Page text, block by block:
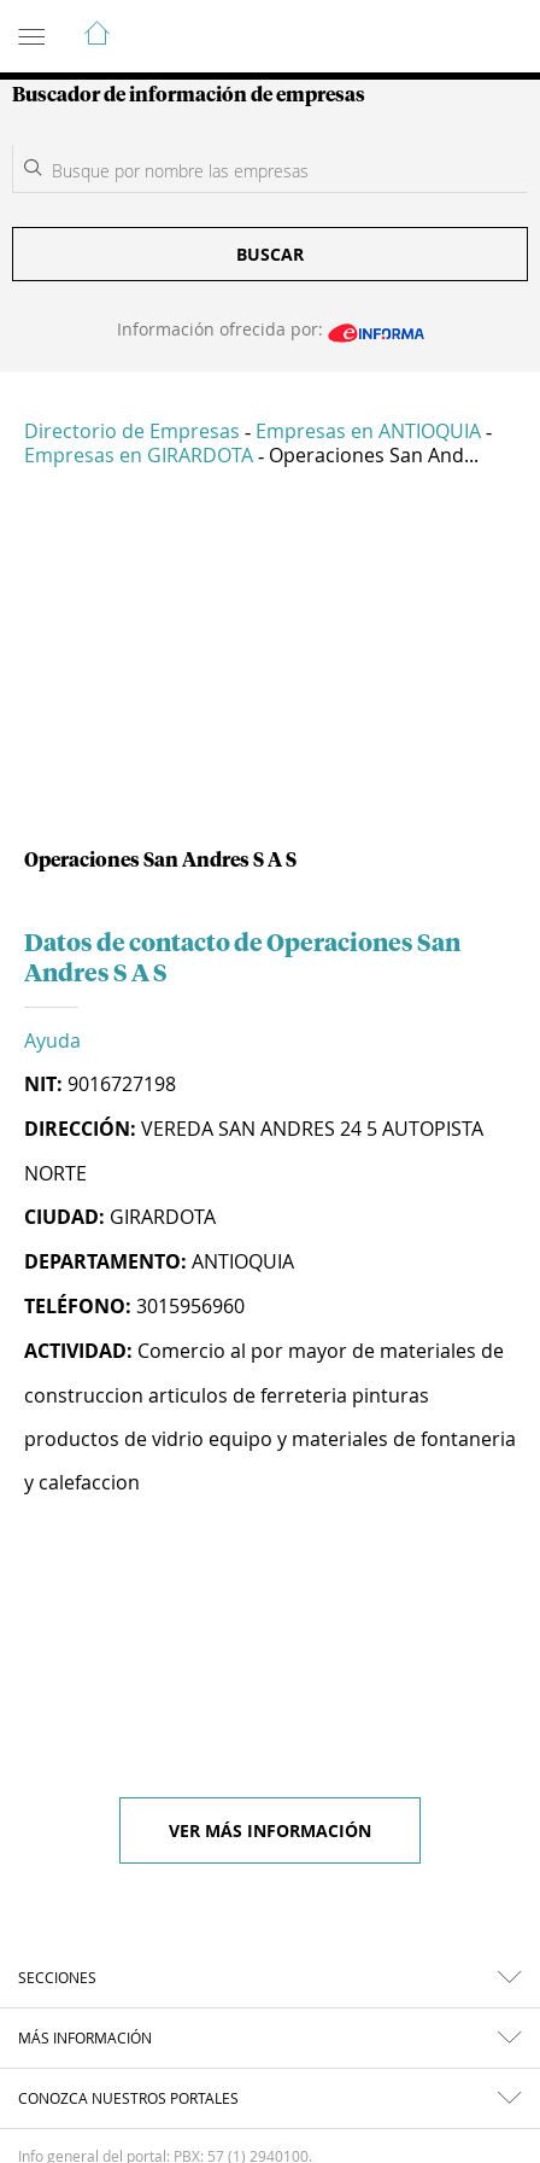
Guía de Empresas Colombianas
Buscador de información de empresas
BUSCAR
Información ofrecida por:
Directorio de Empresas - Empresas en ANTIOQUIA -
Empresas en GIRARDOTA - Operaciones San And...
Operaciones San Andres S A S
Datos de contacto de Operaciones San
Andres S A S
Ayuda
NIT: 9016727198
DIRECCIÓN: VEREDA SAN ANDRES 24 5 AUTOPISTA
NORTE
CIUDAD: GIRARDOTA
DEPARTAMENTO: ANTIOQUIA
TELÉFONO: 3015956960
ACTIVIDAD: Comercio al por mayor de materiales de
construccion articulos de ferreteria pinturas
productos de vidrio equipo y materiales de fontaneria
y calefaccion
VER MÁS INFORMACIÓN
SECCIONES
MÁS INFORMACIÓN
CONOZCA NUESTROS PORTALES
Info general del portal: PBX: 57 (1) 2940100.